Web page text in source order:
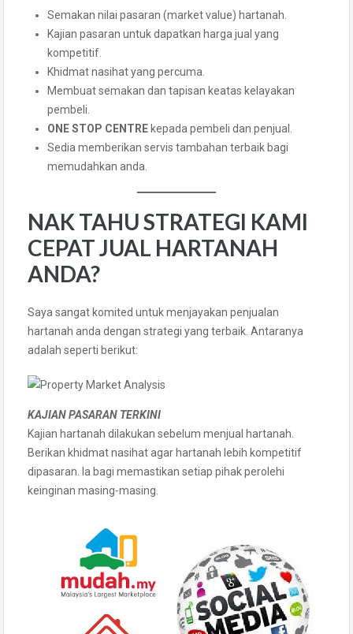
Semakan nilai pasaran (market value) hartanah.
Kajian pasaran untuk dapatkan harga jual yang
kompetitif.
Khidmat nasihat yang percuma.
Membuat semakan dan tapisan keatas kelayakan
pembeli.
ONE STOP CENTRE kepada pembeli dan penjual.
Sedia memberikan servis tambahan terbaik bagi
memudahkan anda.
NAK TAHU STRATEGI KAMI
CEPAT JUAL HARTANAH
ANDA?
Saya sangat komited untuk menjayakan penjualan
hartanah anda dengan strategi yang terbaik. Antaranya
adalah seperti berikut:
KAJIAN PASARAN TERKINI
Kajian hartanah dilakukan sebelum menjual hartanah.
Berikan khidmat nasihat agar hartanah lebih kompetitif
dipasaran. Ia bagi memastikan setiap pihak perolehi
keinginan masing-masing.